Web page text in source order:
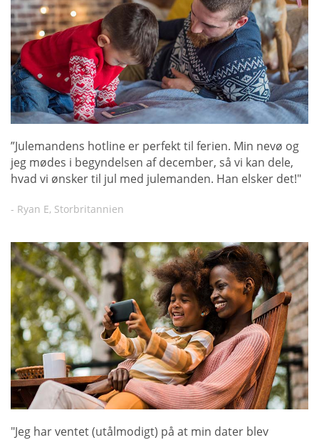
”Julemandens hotline er perfekt til ferien. Min nevø og
jeg mødes i begyndelsen af december, så vi kan dele,
hvad vi ønsker til jul med julemanden. Han elsker det!"
- Ryan E, Storbritannien
"Jeg har ventet (utålmodigt) på at min dater blev